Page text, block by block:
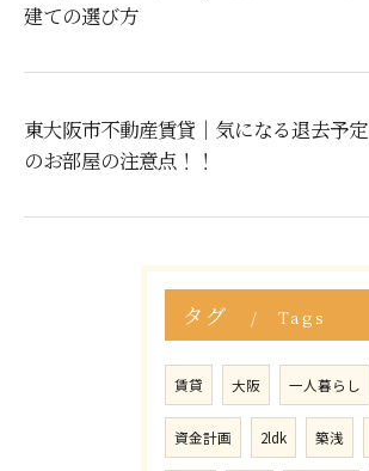
建ての選び方
東大阪市不動産賃貸｜気になる退去予定
のお部屋の注意点！！
タグ Tags
賃貸 大阪 一人暮らし
資金計画 2ldk 築浅